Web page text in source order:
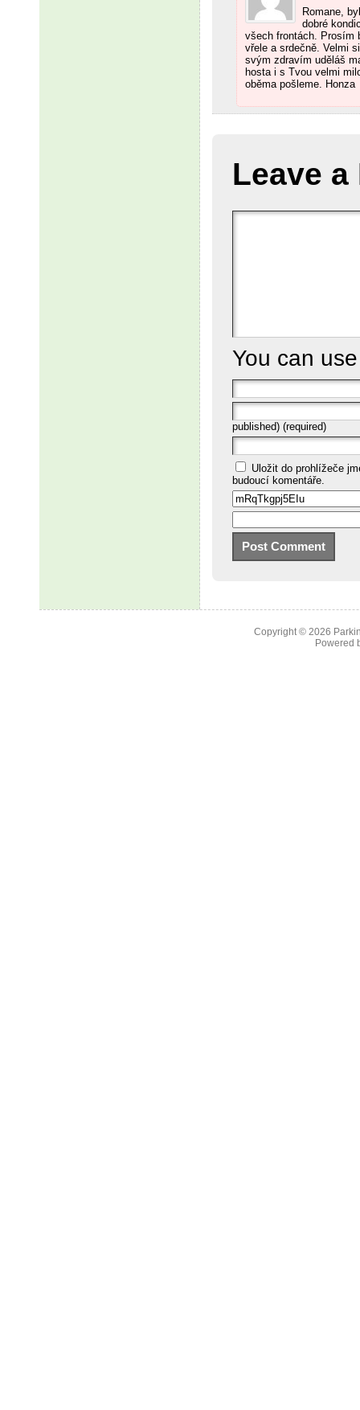
Romane,
dobré
všech frontách. Prosím
vřele a srdečně. Velmi
svým zdravím uděláš
hosta i s Tvou velmi
oběma pošleme. Honza
Leave a
You can
published) (required)
Uložit do prohlížeče
budoucí komentáře.
Copyright © 2026
Powered